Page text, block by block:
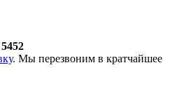
. Мы перезвоним в кратчайшее